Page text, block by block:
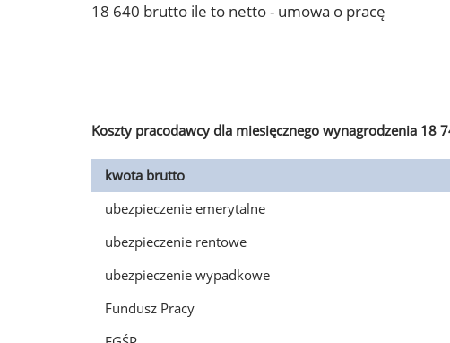
18 640 brutto ile to netto - umowa o pracę
Koszty pracodawcy dla miesięcznego wynagrodzenia 18
kwota brutto
ubezpieczenie emerytalne
ubezpieczenie rentowe
ubezpieczenie wypadkowe
Fundusz Pracy